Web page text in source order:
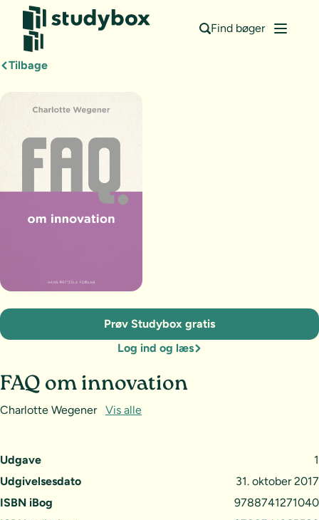
Find bøger
Tilbage
Udgave
1
Udgivelsesdato
31. oktober 2017
ISBN iBog
9788741271040
FAQ om innovation
Charlotte Wegener Vis alle
Prøv Studybox gratis
Log ind og læs